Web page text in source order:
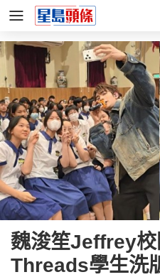
魏浚笙Jeffrey
Threads學生洗